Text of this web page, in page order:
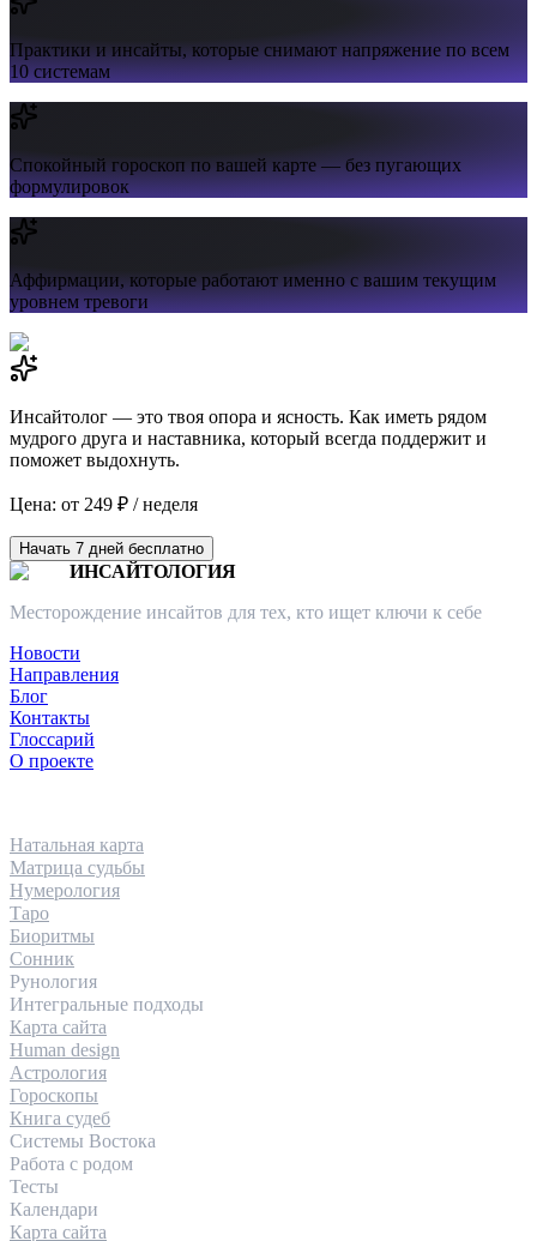
Практики и инсайты,которые снимают напряжение по всем
10 системам
Спокойный гороскоппо вашей карте — без пугающих
формулировок
Аффирмации,которые работают именно с вашим текущим
уровнем тревоги
Инсайтолог — это твоя опора и ясность. Как иметь рядом
мудрого друга и наставника, который всегда поддержит и
поможет выдохнуть.
Цена: от 249 ₽ / неделя
Начать 7 дней бесплатно
ИНСАЙТОЛОГИЯ
Месторождение инсайтов для тех, кто ищет ключи к себе
Новости
Направления
Блог
Контакты
Глоссарий
О проекте
Натальная карта
Матрица судьбы
Нумерология
Таро
Биоритмы
Сонник
Рунология
Интегральные подходы
Карта сайта
Human design
Астрология
Гороскопы
Книга судеб
Системы Востока
Работа с родом
Тесты
Календари
Карта сайта